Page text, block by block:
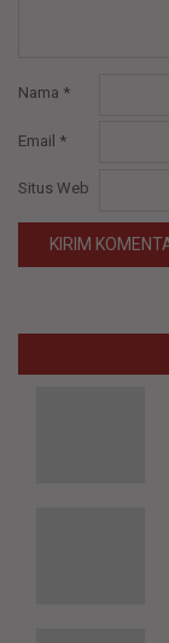
Nama *
Email *
Situs Web